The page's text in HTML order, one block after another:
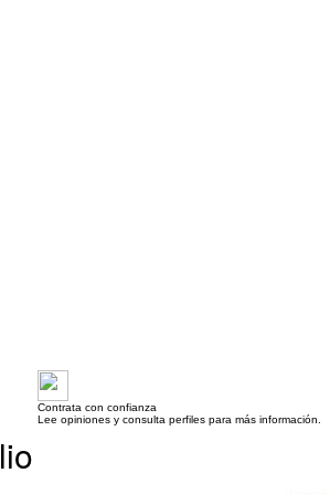
Contrata con confianza
Lee opiniones y consulta perfiles para más información.